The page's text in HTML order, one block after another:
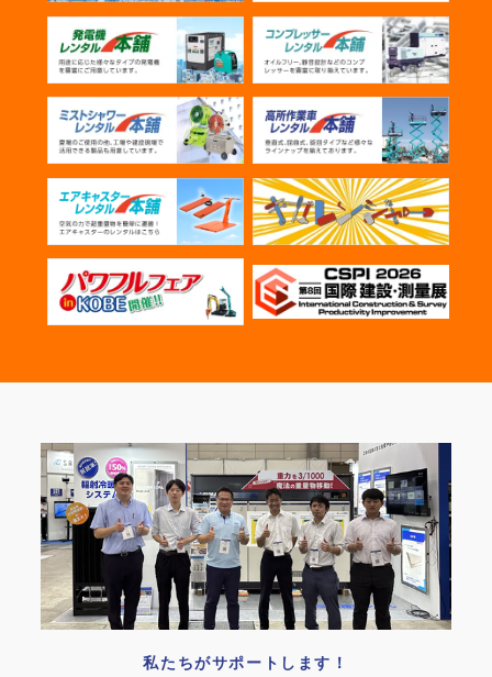
私たちがサポートします！